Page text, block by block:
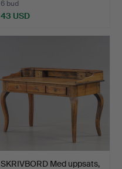
6 bud
43 USD
SKRIVBORD Med uppsats,